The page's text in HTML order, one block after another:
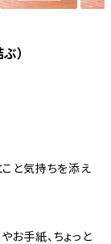
）
こと気持ちを添え
お手紙、ちょっと